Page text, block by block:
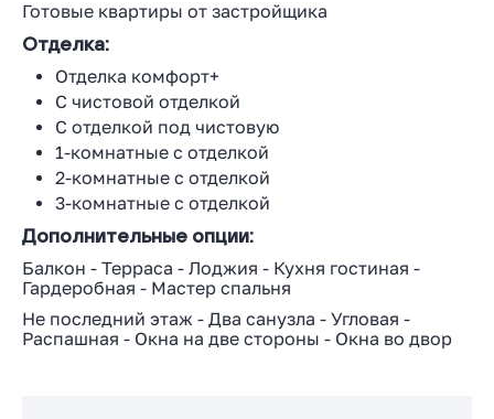
Готовые квартиры от застройщика
Отделка:
Отделка комфорт+
С чистовой отделкой
С отделкой под чистовую
1-комнатные с отделкой
2-комнатные с отделкой
3-комнатные с отделкой
Дополнительные опции:
Балкон - Терраса - Лоджия - Кухня гостиная -
Гардеробная - Мастер спальня
Не последний этаж - Два санузла - Угловая -
Распашная - Окна на две стороны - Окна во двор